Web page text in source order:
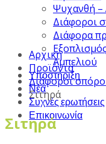
Ψυχανθή –
Διάφοροι
Διάφορα
Αμπελιού
Υποστήριξη
Νέα
Συχνές ερωτήσεις
Επικοινωνία
Αρχική
Προϊόντα
Διάφοροι
Σιτηρά
Σιτηρά